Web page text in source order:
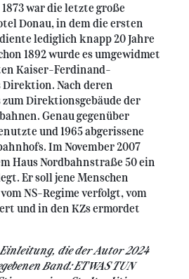
war die letzte große
Donau, in dem die ersten
lediglich knapp 20 Jahre
1892 wurde es umgewidmet
Kaiser-Ferdinand-
Nach deren
Direktionsgebäude der
Genau gegenüber
und 1965 abgerissene
Im November 2007
Haus Nordbahnstraße 50 ein
Er soll jene Menschen
NS-Regime verfolgt, vom
und in den KZs ermordet
die der Autor 2024
Band: ETWAS TUN